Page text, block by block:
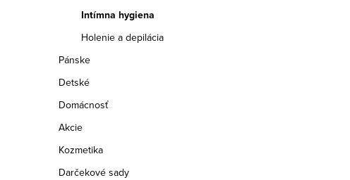
Intímna hygiena
Holenie a depilácia
Pánske
Detské
Domácnosť
Akcie
Kozmetika
Darčekové sady